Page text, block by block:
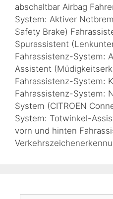
abschaltbar Airbag
System: Aktiver
Safety Brake)
Spurassistent
Fahrassistenz-System:
Assistent
Fahrassistenz-System:
Fahrassistenz-System:
System (CITROEN
System: Totwinkel-
vorn und hinten